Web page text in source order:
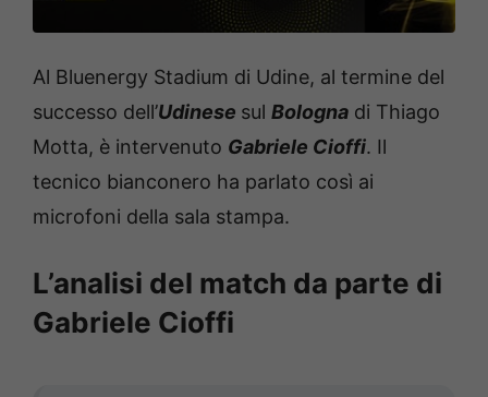
Al Bluenergy Stadium di Udine, al termine del
successo dell’Udinese sul Bologna di Thiago
Motta, è intervenuto Gabriele Cioffi. Il
tecnico bianconero ha parlato così ai
microfoni della sala stampa.
L’analisi del match da parte di
Gabriele Cioffi